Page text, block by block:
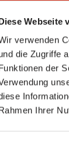
Webseite
verwenden
die Zugriffe
der
Ihrer
ist,
und